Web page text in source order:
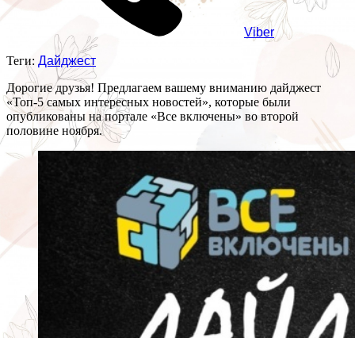
Viber
Теги: Дайджест
Дорогие друзья! Предлагаем вашему вниманию дайджест
«Топ-5 самых интересных новостей», которые были
опубликованы на портале «Все включены» во второй
половине ноября.